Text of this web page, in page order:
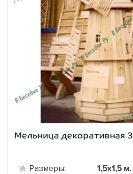
Мельница декоративная 3
Размеры: 1,5х1,5 м.